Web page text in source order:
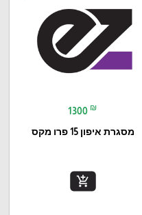
1300 ₪
מסגרת איפון 15 פרו מקס
add_shopping_cart